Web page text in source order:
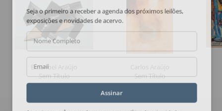
Emanoel Araújo
Sem Título
Carlos Araújo
Sem Título
Seja o primeiro a receber a agenda dos próximos leilões,
exposições e novidades de acervo.
Nome Completo
Email
Assinar